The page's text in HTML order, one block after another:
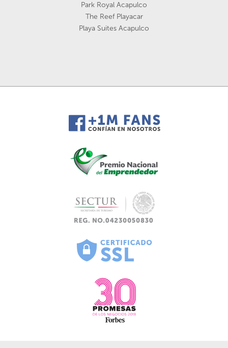
Park Royal Acapulco
The Reef Playacar
Playa Suites Acapulco